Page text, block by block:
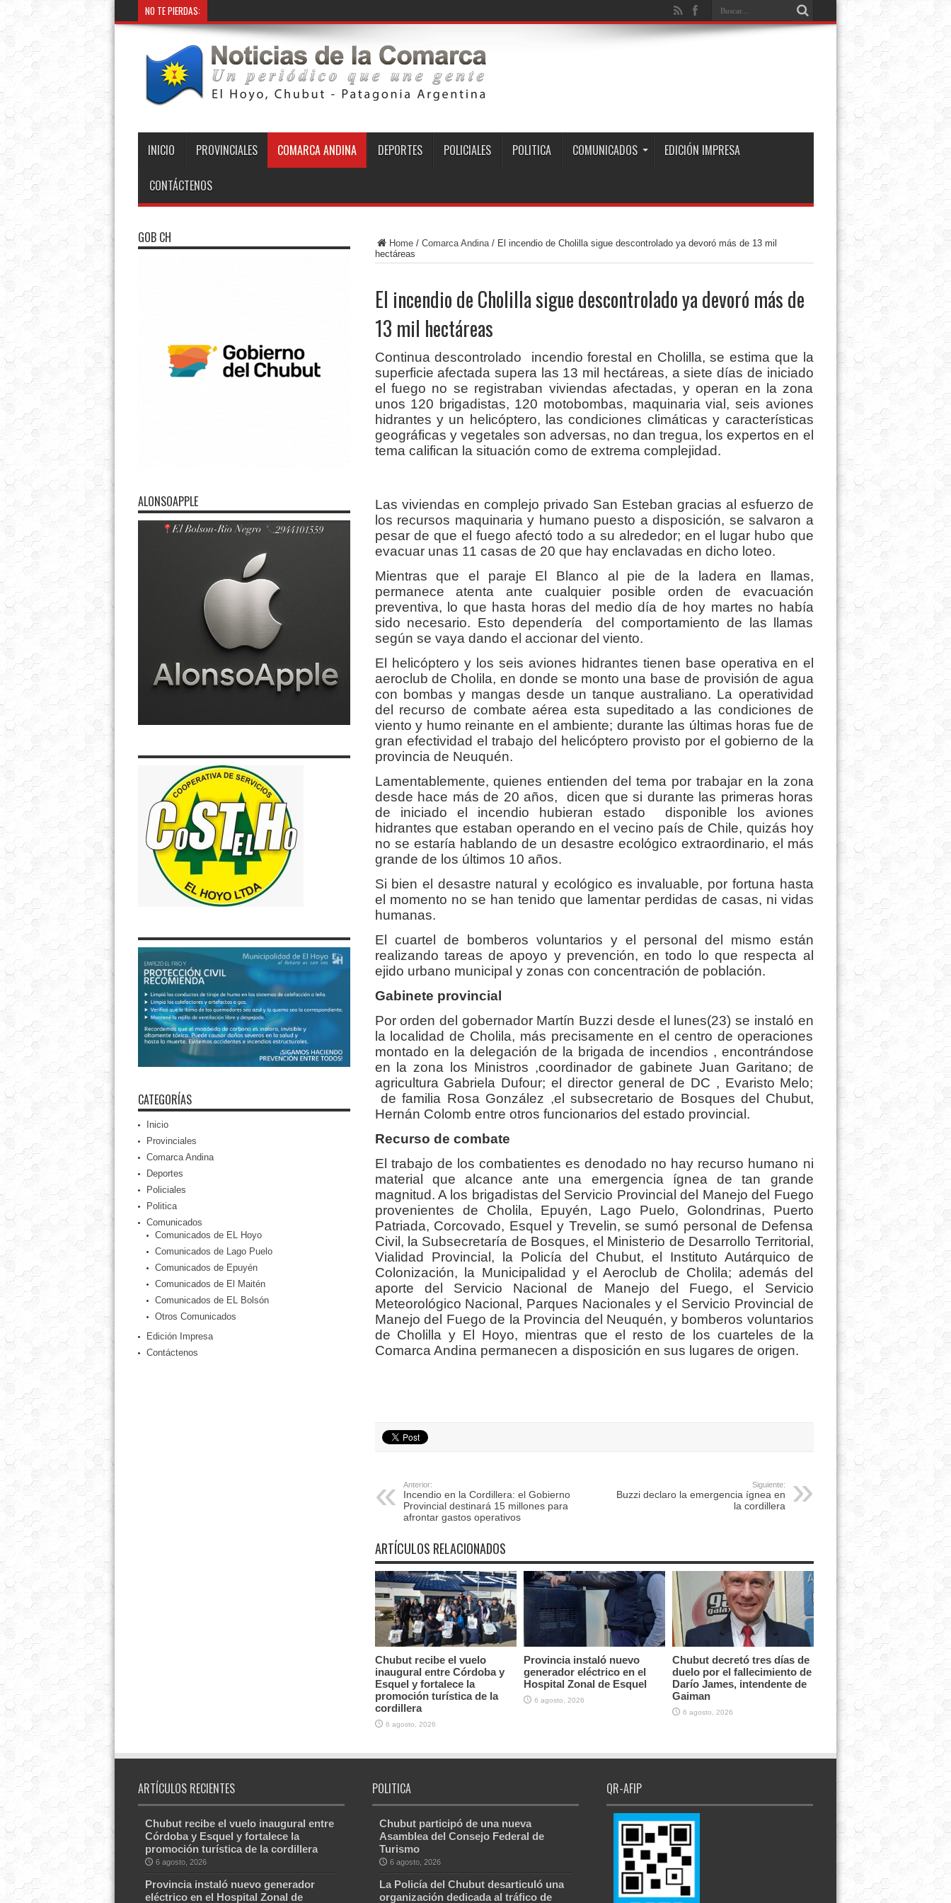
NO TE PIERDAS:
INICIO PROVINCIALES COMARCA ANDINA DEPORTES POLICIALES POLITICA COMUNICADOS EDICIÓN IMPRESA
CONTÁCTENOS
Home/ Comarca Andina/ El incendio de Cholilla sigue descontrolado ya devoró más de 13 mil
hectáreas
El incendio de Cholilla sigue descontrolado ya devoró más de
13 mil hectáreas
Continua descontrolado
incendio forestal en Cholilla, se estima que la
superficie afectada supera las 13 mil hectáreas, a siete días de iniciado
el fuego no se registraban viviendas afectadas, y operan en la zona
unos 120 brigadistas, 120 motobombas, maquinaria vial, seis aviones
hidrantes y un helicóptero, las condiciones climáticas y características
geográficas y vegetales son adversas, no dan tregua, los expertos en el
tema califican la situación como de extrema complejidad.
Las viviendas en complejo privado San Esteban gracias al esfuerzo de
los recursos maquinaria y humano puesto a disposición, se salvaron a
pesar de que el fuego afectó todo a su alrededor; en el lugar hubo que
evacuar unas 11 casas de 20 que hay enclavadas en dicho loteo.
Mientras que el paraje El Blanco al pie de la ladera en llamas,
permanece atenta ante cualquier posible orden de evacuación
preventiva, lo que hasta horas del medio día de hoy martes no había
sido necesario. Esto dependería del comportamiento de las llamas
según se vaya dando el accionar del viento.
El helicóptero y los seis aviones hidrantes tienen base operativa en el
aeroclub de Cholila, en donde se monto una base de provisión de agua
con bombas y mangas desde un tanque australiano. La operatividad
del recurso de combate aérea esta supeditado a las condiciones de
viento y humo reinante en el ambiente; durante las últimas horas fue de
gran efectividad el trabajo del helicóptero provisto por el gobierno de la
provincia de Neuquén.
Lamentablemente, quienes entienden del tema por trabajar en la zona
desde hace más de 20 años, dicen que si durante las primeras horas
de iniciado el incendio hubieran estado disponible los aviones
hidrantes que estaban operando en el vecino país de Chile, quizás hoy
no se estaría hablando de un desastre ecológico extraordinario, el más
grande de los últimos 10 años.
Si bien el desastre natural y ecológico es invaluable, por fortuna hasta
el momento no se han tenido que lamentar perdidas de casas, ni vidas
humanas.
El cuartel de bomberos voluntarios y el personal del mismo están
realizando tareas de apoyo y prevención, en todo lo que respecta al
ejido urbano municipal y zonas con concentración de población.
Gabinete provincial
Por orden del gobernador Martín Buzzi desde el lunes(23) se instaló en
la localidad de Cholila, más precisamente en el centro de operaciones
montado en la delegación de la brigada de incendios , encontrándose
en la zona los Ministros ,coordinador de gabinete Juan Garitano; de
agricultura Gabriela Dufour; el director general de DC , Evaristo Melo;
de familia Rosa González ,el subsecretario de Bosques del Chubut,
Hernán Colomb entre otros funcionarios del estado provincial.
Recurso de combate
El trabajo de los combatientes es denodado no hay recurso humano ni
material que alcance ante una emergencia ígnea de tan grande
magnitud. A los brigadistas del Servicio Provincial del Manejo del Fuego
provenientes de Cholila, Epuyén, Lago Puelo, Golondrinas, Puerto
Patriada, Corcovado, Esquel y Trevelin, se sumó personal de Defensa
Civil, la Subsecretaría de Bosques, el Ministerio de Desarrollo Territorial,
Vialidad Provincial, la Policía del Chubut, el Instituto Autárquico de
Colonización, la Municipalidad y el Aeroclub de Cholila; además del
aporte del Servicio Nacional de Manejo del Fuego, el Servicio
Meteorológico Nacional, Parques Nacionales y el Servicio Provincial de
Manejo del Fuego de la Provincia del Neuquén, y bomberos voluntarios
de Cholilla y El Hoyo, mientras que el resto de los cuarteles de la
Comarca Andina permanecen a disposición en sus lugares de origen.
Anterior:
Incendio en la Cordillera: el Gobierno
Provincial destinará 15 millones para
afrontar gastos operativos
Siguiente:
Buzzi declaro la emergencia ígnea en
la cordillera
ARTÍCULOS RELACIONADOS
Chubut recibe el vuelo
inaugural entre Córdoba y
Esquel y fortalece la
promoción turística de la
cordillera
6 agosto, 2026
Provincia instaló nuevo
generador eléctrico en el
Hospital Zonal de Esquel
6 agosto, 2026
Chubut decretó tres días de
duelo por el fallecimiento de
Darío James, intendente de
Gaiman
6 agosto, 2026
GOB CH
ALONSOAPPLE
CATEGORÍAS
Inicio
Provinciales
Comarca Andina
Deportes
Policiales
Politica
Comunicados
Comunicados de EL Hoyo
Comunicados de Lago Puelo
Comunicados de Epuyén
Comunicados de El Maitén
Comunicados de EL Bolsón
Otros Comunicados
Edición Impresa
Contáctenos
ARTÍCULOS RECIENTES
Chubut recibe el vuelo inaugural entre
Córdoba y Esquel y fortalece la
promoción turística de la cordillera
6 agosto, 2026
Provincia instaló nuevo generador
eléctrico en el Hospital Zonal de
POLITICA
Chubut participó de una nueva
Asamblea del Consejo Federal de
Turismo
6 agosto, 2026
La Policía del Chubut desarticuló una
organización dedicada al tráfico de
QR-AFIP